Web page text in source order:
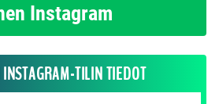
Instagram
TILIN TIEDOT